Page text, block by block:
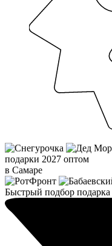
подарки 2027 оптом
в Самаре
Быстрый подбор подарка